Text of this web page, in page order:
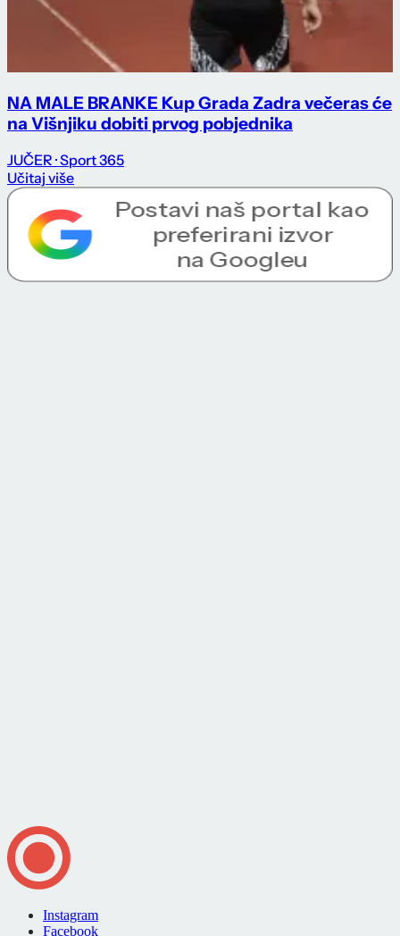
NA MALE BRANKE Kup Grada Zadra večeras će
na Višnjiku dobiti prvog pobjednika
JUČER · Sport 365
Učitaj više
Instagram
Facebook